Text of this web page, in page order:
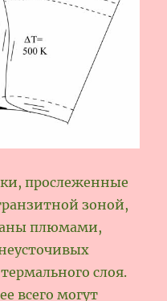
прослеженные
зоной,
плюмами,
слоя.
всего могут